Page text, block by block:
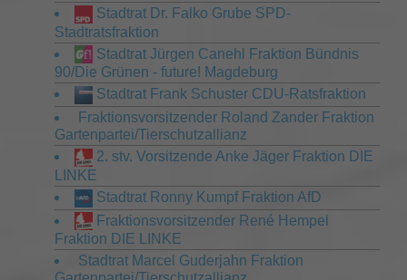
Stadtrat Dr. Falko Grube SPD-
Stadtratsfraktion
Stadtrat Jürgen Canehl Fraktion Bündnis
90/Die Grünen - future! Magdeburg
Stadtrat Frank Schuster CDU-Ratsfraktion
Fraktionsvorsitzender Roland Zander Fraktion
Gartenpartei/Tierschutzallianz
2. stv. Vorsitzende Anke Jäger Fraktion DIE
LINKE
Stadtrat Ronny Kumpf Fraktion AfD
Fraktionsvorsitzender René Hempel
Fraktion DIE LINKE
Stadtrat Marcel Guderjahn Fraktion